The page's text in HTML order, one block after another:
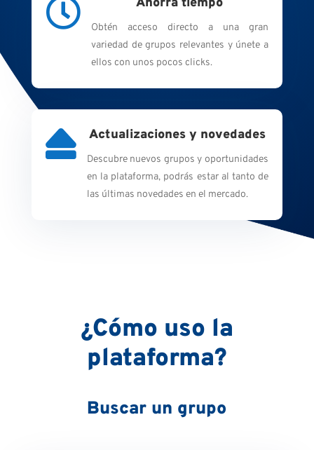
 Ahorra tiempo
Obtén acceso directo a una gran
variedad de grupos relevantes y únete a
ellos con unos pocos clicks.
 Actualizaciones y novedades
Descubre nuevos grupos y oportunidades
en la plataforma, podrás estar al tanto de
las últimas novedades en el mercado.
¿Cómo uso la
plataforma?
Buscar un grupo